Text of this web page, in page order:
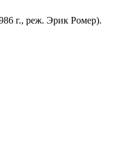
г., реж. Эрик Ромер).